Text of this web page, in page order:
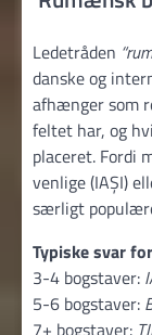
Ledetråden
danske og
afhænger som
feltet har, og
placeret. Fordi
venlige (IAȘI)
særligt
Typiske svar
3-4 bogstaver:
5-6 bogstaver:
7+ bogstaver: